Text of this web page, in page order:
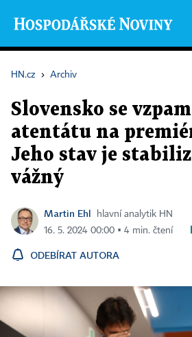
HN.cz › Archiv
Slovensko se
atentátu na
Jeho stav je
vážný
Martin Ehl
hlavní analytik HN
16. 5. 2024 00:00 ▪ 4 min. čtení
ODEBÍRAT AUTORA